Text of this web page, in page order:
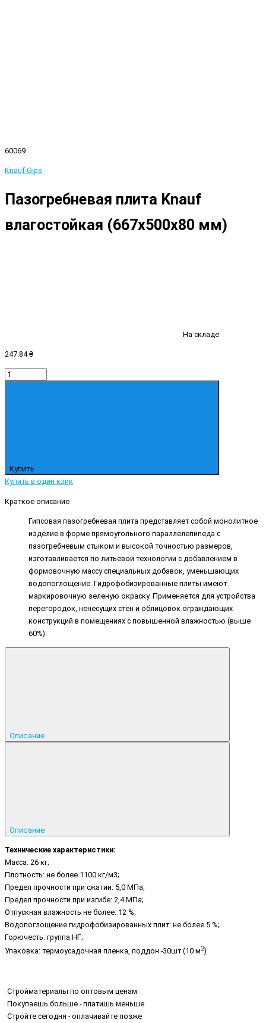
60069
Knauf Gips
Пазогребневая плита Knauf
влагостойкая (667x500x80 мм)
На складе
247.84 ₴
Купить
Купить в один клик
Краткое описание
Гипсовая пазогребневая плита представляет собой монолитное
изделие в форме прямоугольного параллелепипеда с
пазогребневым стыком и высокой точностью размеров,
изготавливается по литьевой технологии с добавлением в
формовочную массу специальных добавок, уменьшающих
водопоглощение. Гидрофобизированные плиты имеют
маркировочную зеленую окраску. Применяется для устройства
перегородок, ненесущих стен и облицовок ограждающих
конструкций в помещениях с повышенной влажностью (выше
60%).
Описание
Описание
Технические характеристики:
Масса: 26 кг;
Плотность: не более 1100 кг/м3;
Предел прочности при сжатии: 5,0 МПа;
Предел прочности при изгибе: 2,4 МПа;
Отпускная влажность не более: 12 %;
Водопоглощение гидрофобизированных плит: не более 5 %;
Горючесть: группа НГ;
Упаковка: термоусадочная пленка, поддон -30шт (10 м2)
Стройматериалы по оптовым ценам
Покупаешь больше - платишь меньше
Стройте сегодня - оплачивайте позже